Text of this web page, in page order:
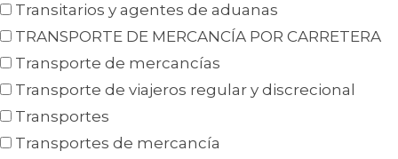
Transitarios y agentes de aduanas
TRANSPORTE DE MERCANCÍA POR CARRETERA
Transporte de mercancías
Transporte de viajeros regular y discrecional
Transportes
Transportes de mercancía